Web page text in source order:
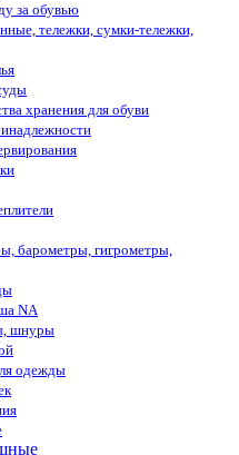
за обувью
тележки, сумки-тележки,
хранения для обуви
барометры, гигрометры,
NA
шнуры
одежды